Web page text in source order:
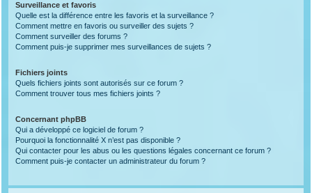
Surveillance et favoris
Quelle est la différence entre les favoris et la surveillance ?
Comment mettre en favoris ou surveiller des sujets ?
Comment surveiller des forums ?
Comment puis-je supprimer mes surveillances de sujets ?
Fichiers joints
Quels fichiers joints sont autorisés sur ce forum ?
Comment trouver tous mes fichiers joints ?
Concernant phpBB
Qui a développé ce logiciel de forum ?
Pourquoi la fonctionnalité X n’est pas disponible ?
Qui contacter pour les abus ou les questions légales concernant ce forum ?
Comment puis-je contacter un administrateur du forum ?